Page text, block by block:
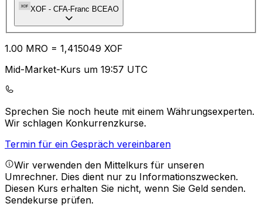
XOF - CFA-Franc BCEAO
1.00 MRO = 1,415049 XOF
Mid-Market-Kurs um 19:57 UTC
Sprechen Sie noch heute mit einem Währungsexperten.
Wir schlagen Konkurrenzkurse.
Termin für ein Gespräch vereinbaren
Wir verwenden den Mittelkurs für unseren
Umrechner. Dies dient nur zu Informationszwecken.
Diesen Kurs erhalten Sie nicht, wenn Sie Geld senden.
Sendekurse prüfen.